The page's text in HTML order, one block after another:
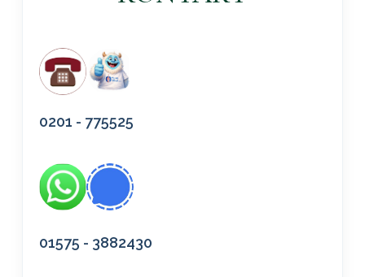
0201 - 775525
01575 - 3882430